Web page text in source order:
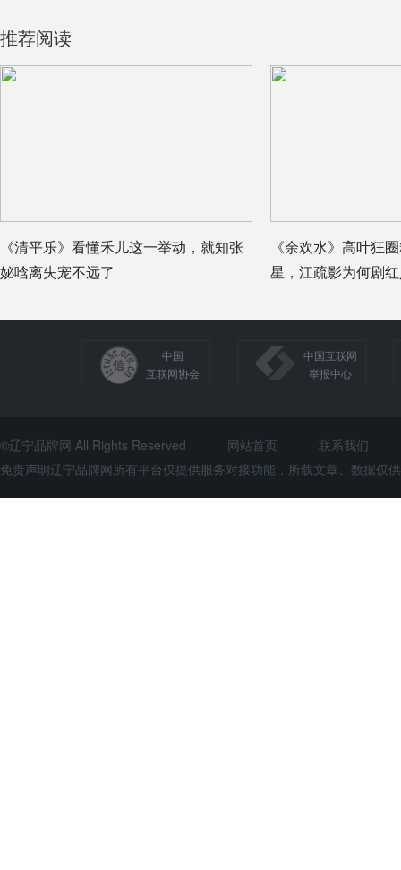
推荐阅读
《清平乐》看懂禾儿这一举动，就知张
妼唅离失宠不远了
《余欢水》高叶狂
星，江疏影为何剧
中国
互联网协会
中国互联网
举报中心
©辽宁品牌网 All Rights Reserved 网站首页
联系我们
免责声明辽宁品牌网所有平台仅提供服务对接功能，所载文章、数据